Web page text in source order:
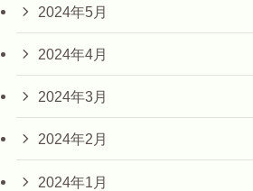
2024年5月
2024年4月
2024年3月
2024年2月
2024年1月